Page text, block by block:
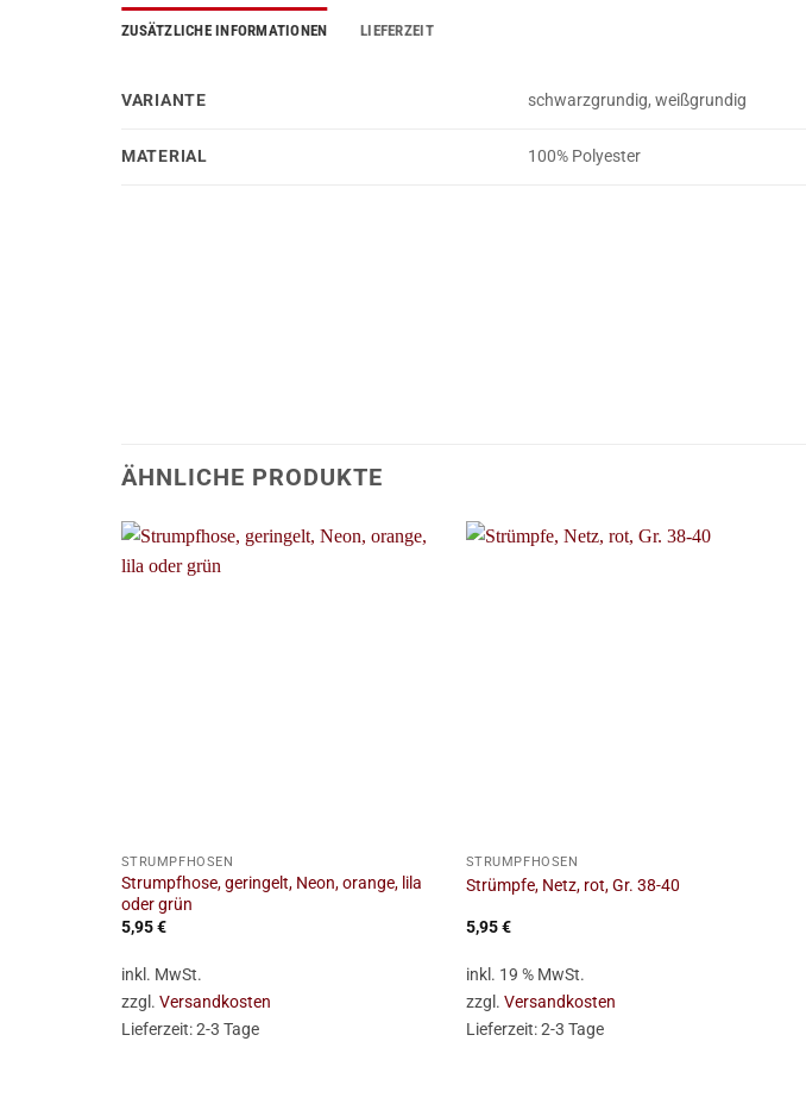
ZUSÄTZLICHE INFORMATIONEN LIEFERZEIT
VARIANTE schwarzgrundig, weißgrundig
MATERIAL 100% Polyester
ÄHNLICHE PRODUKTE
STRUMPFHOSEN
Strumpfhose, geringelt, Neon, orange, lila
oder grün
5,95€
inkl. MwSt.
zzgl. Versandkosten
Lieferzeit:2-3 Tage
STRUMPFHOSEN
Strümpfe, Netz, rot, Gr. 38-40
5,95€
inkl. 19 % MwSt.
zzgl. Versandkosten
Lieferzeit:2-3 Tage